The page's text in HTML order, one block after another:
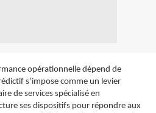
opérationnelle dépend de
s’impose comme un levier
de services spécialisé en
ses dispositifs pour répondre aux